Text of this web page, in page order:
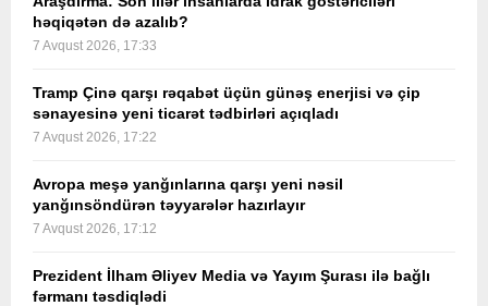
həqiqətən də azalıb?
7 Avqust 2026, 17:33
Tramp Çinə qarşı rəqabət üçün günəş enerjisi və çip
sənayesinə yeni ticarət tədbirləri açıqladı
7 Avqust 2026, 17:22
Avropa meşə yanğınlarına qarşı yeni nəsil
yanğınsöndürən təyyarələr hazırlayır
7 Avqust 2026, 17:12
Prezident İlham Əliyev Media və Yayım Şurası ilə bağlı
fərmanı təsdiqlədi